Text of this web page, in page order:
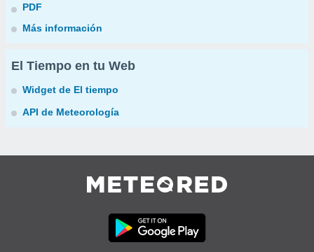
PDF
Más información
El Tiempo en tu Web
Widget de El tiempo
API de Meteorología